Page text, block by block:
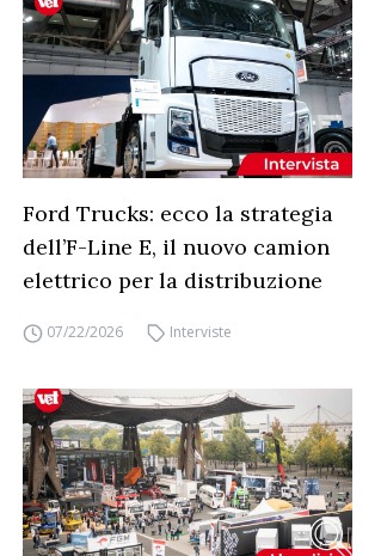
Ford Trucks: ecco la strategia
dell’F-Line E, il nuovo camion
elettrico per la distribuzione
07/22/2026 Interviste